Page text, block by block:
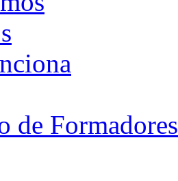
de Formadores